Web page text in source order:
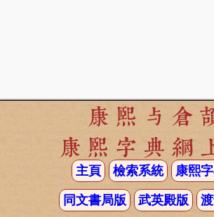
康熙与倉
康熙字典網
主頁 檢索系統 康熙
同文書局版 武英殿版